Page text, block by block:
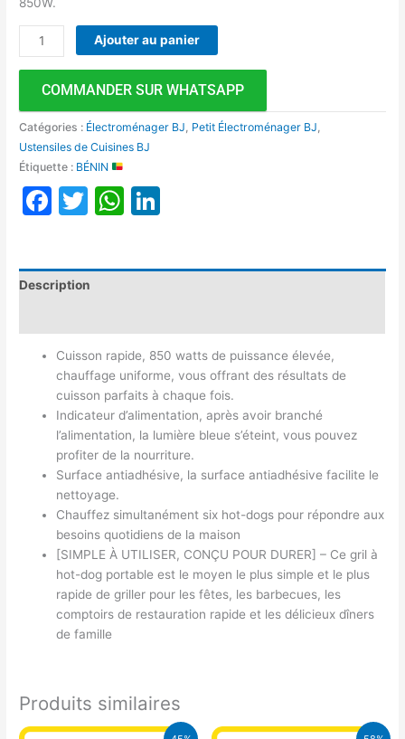
Ajouter au panier
COMMANDER SUR WHATSAPP
Catégories : Électroménager BJ Petit Électroménager BJ
Ustensiles de Cuisines BJ
Étiquette : BÉNIN
Facebook
TwitterWhatsApp
Description
Cuisson rapide, 850 watts de puissance élevée,
chauffage uniforme, vous offrant des résultats de
cuisson parfaits à chaque fois.
Indicateur d’alimentation, après avoir branché
l’alimentation, la lumière bleue s’éteint, vous pouvez
profiter de la nourriture.
Surface antiadhésive, la surface antiadhésive facilite le
nettoyage.
Chauffez simultanément six hot-dogs pour répondre aux
besoins quotidiens de la maison
[SIMPLE À UTILISER, CONÇU POUR DURER] – Ce gril à
hot-dog portable est le moyen le plus simple et le plus
rapide de griller pour les fêtes, les barbecues, les
comptoirs de restauration rapide et les délicieux dîners
de famille
Produits similaires
Le
Le
Le
Le